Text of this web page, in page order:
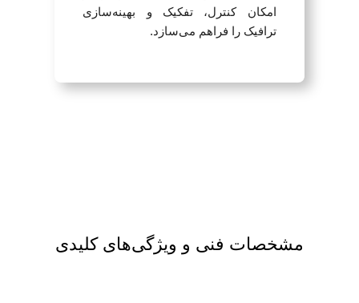
امکان کنترل، تفکیک و بهینه‌سازی
ترافیک را فراهم می‌سازد.
مشخصات فنی و ویژگی‌های کلیدی